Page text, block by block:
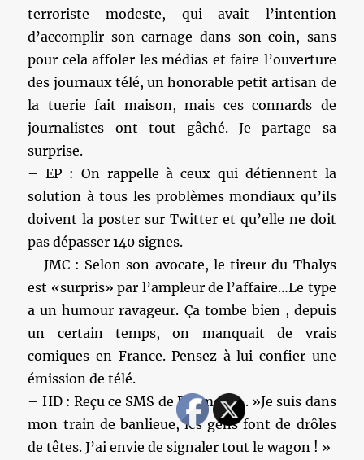
terroriste modeste, qui avait l’intention
d’accomplir son carnage dans son coin, sans
pour cela affoler les médias et faire l’ouverture
des journaux télé, un honorable petit artisan de
la tuerie fait maison, mais ces connards de
journalistes ont tout gâché. Je partage sa
surprise.
– EP : On rappelle à ceux qui détiennent la
solution à tous les problèmes mondiaux qu’ils
doivent la poster sur Twitter et qu’elle ne doit
pas dépasser 140 signes.
– JMC : Selon son avocate, le tireur du Thalys
est «surpris» par l’ampleur de l’affaire…Le type
a un humour ravageur. Ça tombe bien , depuis
un certain temps, on manquait de vrais
comiques en France. Pensez à lui confier une
émission de télé.
– HD : Reçu ce SMS de Raymond .. »Je suis dans
mon train de banlieue, les gens font de drôles
de têtes. J’ai envie de signaler tout le wagon ! »